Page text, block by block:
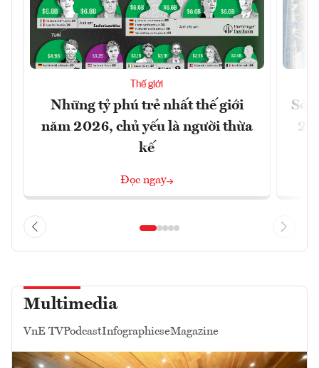
Thế giới
Những tỷ phú trẻ nhất thế giới
năm 2026, chủ yếu là người thừa
kế
Đọc ngay
Số
Multimedia
VnE TVPodcastInfographicseMagazine